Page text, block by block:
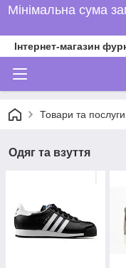
Мінімальна сума
Інтернет-магазин
Товари та послуги
Одяг та взуття